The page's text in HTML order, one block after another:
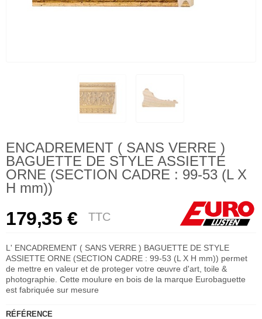
ENCADREMENT ( SANS VERRE )
BAGUETTE DE STYLE ASSIETTE
ORNE (SECTION CADRE : 99-53 (L X
H mm))
179,35 € TTC
L' ENCADREMENT ( SANS VERRE ) BAGUETTE DE STYLE
ASSIETTE ORNE (SECTION CADRE : 99-53 (L X H mm)) permet
de mettre en valeur et de proteger votre œuvre d'art, toile &
photographie. Cette moulure en bois de la marque Eurobaguette
est fabriquée sur mesure
RÉFÉRENCE